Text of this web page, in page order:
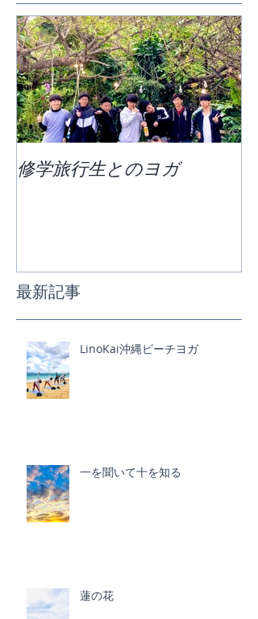
修学旅行生とのヨガ
最新記事
LinoKai沖縄ビーチヨガ
一を聞いて十を知る
蓮の花